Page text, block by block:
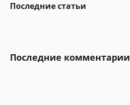
Последние статьи
Последние комментарии